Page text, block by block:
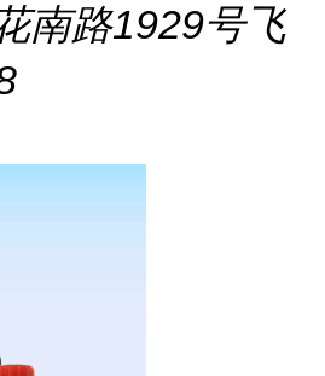
南路1929号飞